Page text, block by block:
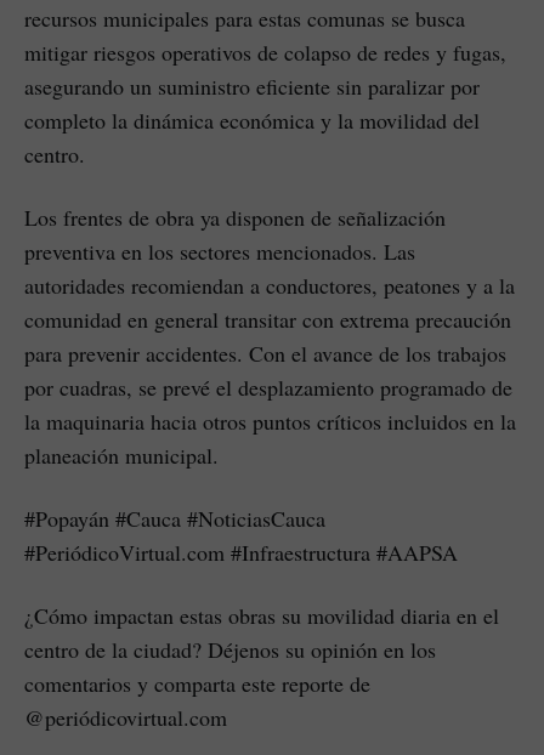
recursos municipales para estas comunas se busca
mitigar riesgos operativos de colapso de redes y fugas,
asegurando un suministro eficiente sin paralizar por
completo la dinámica económica y la movilidad del
centro.
Los frentes de obra ya disponen de señalización
preventiva en los sectores mencionados. Las
autoridades recomiendan a conductores, peatones y a la
comunidad en general transitar con extrema precaución
para prevenir accidentes. Con el avance de los trabajos
por cuadras, se prevé el desplazamiento programado de
la maquinaria hacia otros puntos críticos incluidos en la
planeación municipal.
#Popayán #Cauca #NoticiasCauca
#PeriódicoVirtual.com #Infraestructura #AAPSA
¿Cómo impactan estas obras su movilidad diaria en el
centro de la ciudad? Déjenos su opinión en los
comentarios y comparta este reporte de
@periódicovirtual.com